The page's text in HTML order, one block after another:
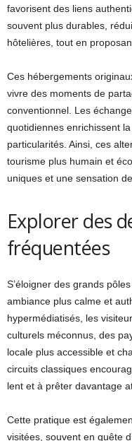
favorisent des liens
souvent plus durables,
hôtelières, tout en
Ces hébergements
vivre des moments de
conventionnel. Les
quotidiennes enrichissent
particularités. Ainsi, ces
tourisme plus humain et
uniques et une sensation
Explorer des
fréquentées
S’éloigner des grands
ambiance plus calme et
hypermédiatisés, les
culturels méconnus, des
locale plus accessible et
circuits classiques
lent et à prêter davantage
Cette pratique est
visitées, souvent en quête